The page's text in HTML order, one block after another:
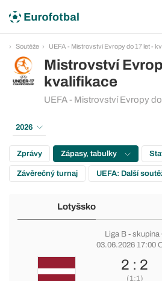
Soutěže UEFA - Mistrovství Evropy do 17 let -
Mistrovství
kvalifikace
UEFA - Mistrovství Evropy
2026
Zprávy Zápasy, tabulky
Závěrečný turnaj UEFA: Další
Lotyšsko
Liga B- skupina
03.06.2026 17:00
2 : 2
(1:1)